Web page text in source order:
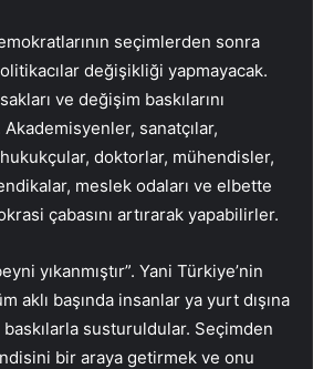
seçimlerden sonra
değişikliği yapmayacak.
ve değişim baskılarını
Akademisyenler, sanatçılar,
doktorlar, mühendisler,
meslek odaları ve elbette
çabasını artırarak yapabilirler.
yıkanmıştır”. Yani Türkiye’nin
aklı başında insanlar ya yurt dışına
susturuldular. Seçimden
bir araya getirmek ve onu